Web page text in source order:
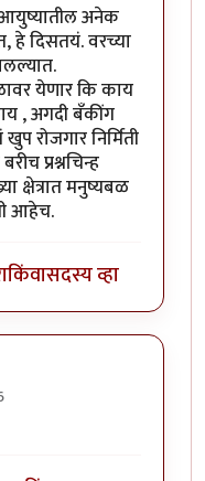
आयुष्यातील अनेक
हे दिसतयं. वरच्या
येणार कि काय
, अगदी बँकींग
रोजगार निर्मिती
प्रश्नचिन्ह
क्षेत्रात मनुष्यबळ
आहेच.
किंवासदस्य व्हा